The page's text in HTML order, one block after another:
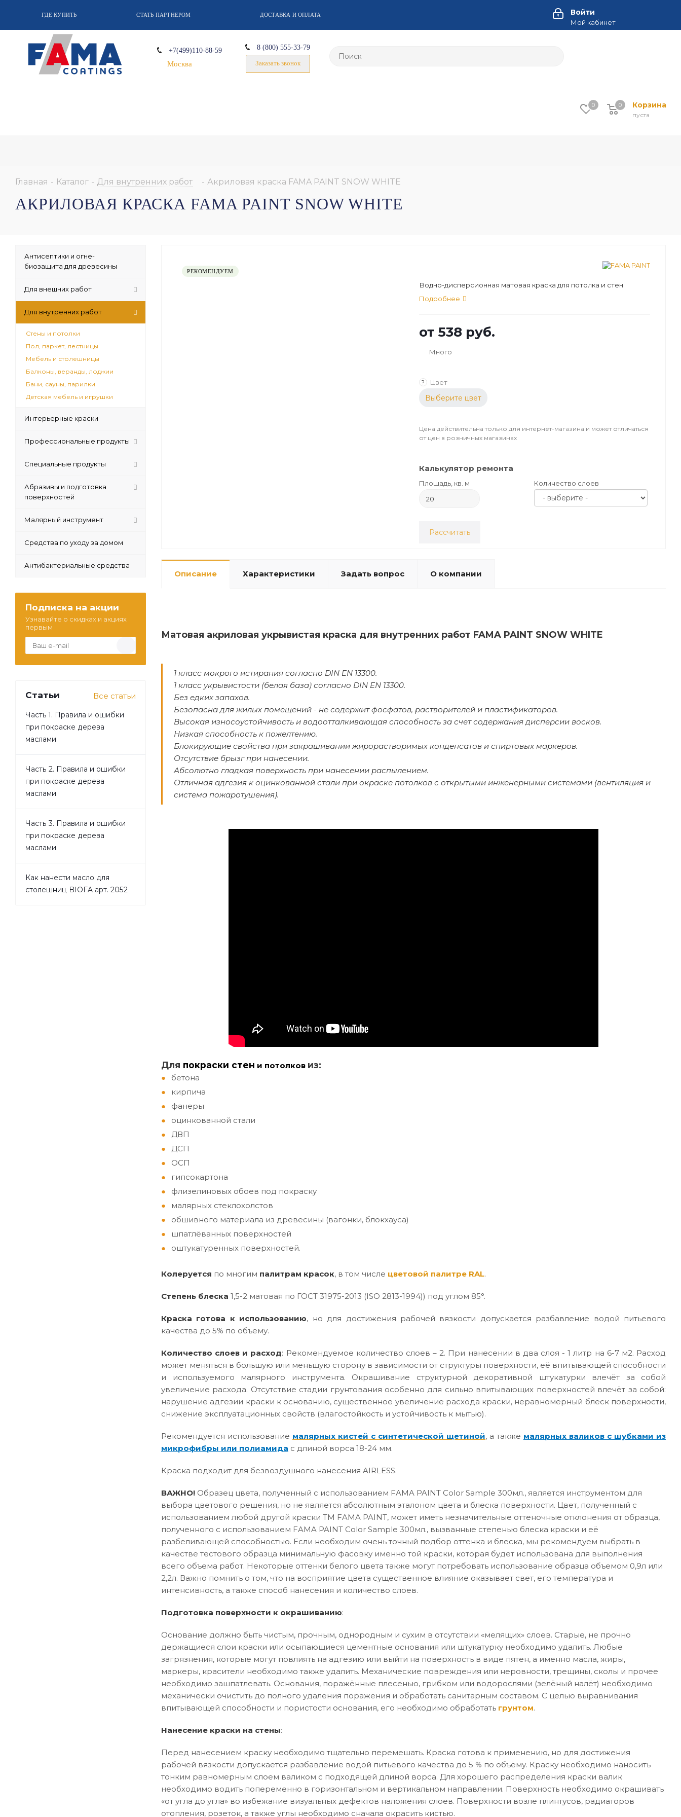
ГДЕ КУПИТЬ СТАТЬ ПАРТНЕРОМ ДОСТАВКА И ОПЛАТА Войти
Мой кабинет
+7(499)110-88-59
Москва
8 (800) 555-33-79
Заказать звонок
0 Корзина
пуста
0
Главная - Каталог - Для внутренних работ - Акриловая краска FAMA PAINT SNOW WHITE
АКРИЛОВАЯ КРАСКА FAMA PAINT SNOW WHITE
РЕКОМЕНДУЕМ
Водно-дисперсионная матовая краска для потолка и стен
Подробнее
от 538 руб.
Много
? Цвет
Выберите цвет
Цена действительна только для интернет-магазина и может отличаться
от цен в розничных магазинах
Калькулятор ремонта
Площадь, кв. м Количество слоев
Рассчитать
Описание Характеристики Задать вопрос О компании
Матовая акриловая укрывистая краска для внутренних работ FAMA PAINT SNOW WHITE
1 класс мокрого истирания согласно DIN EN 13300.
1 класс укрывистости (белая база) согласно DIN EN 13300.
Без едких запахов.
Безопасна для жилых помещений - не содержит фосфатов, растворителей и пластификаторов.
Высокая износоустойчивость и водоотталкивающая способность за счет содержания дисперсии восков.
Низкая способность к пожелтению.
Блокирующие свойства при закрашивании жирорастворимых конденсатов и спиртовых маркеров.
Отсутствие брызг при нанесении.
Абсолютно гладкая поверхность при нанесении распылением.
Отличная адгезия к оцинкованной стали при окраске потолков с открытыми инженерными системами (вентиляция и
система пожаротушения).
Для покраски стен и потолков из:
бетона
кирпича
фанеры
оцинкованной стали
ДВП
ДСП
ОСП
гипсокартона
флизелиновых обоев под покраску
малярных стеклохолстов
обшивного материала из древесины (вагонки, блокхауса)
шпатлёванных поверхностей
оштукатуренных поверхностей.
Колеруется по многим палитрам красок, в том числе цветовой палитре RAL.
Степень блеска 1,5-2 матовая по ГОСТ 31975-2013 (ISO 2813-1994)) под углом 85°.
Краска готова к использованию, но для достижения рабочей вязкости допускается разбавление водой питьевого
качества до 5% по объему.
Количество слоев и расход: Рекомендуемое количество слоев – 2. При нанесении в два слоя - 1 литр на 6-7 м2. Расход
может меняться в большую или меньшую сторону в зависимости от структуры поверхности, её впитывающей способности
и используемого малярного инструмента. Окрашивание структурной декоративной штукатурки влечёт за собой
увеличение расхода. Отсутствие стадии грунтования особенно для сильно впитывающих поверхностей влечёт за собой:
нарушение адгезии краски к основанию, существенное увеличение расхода краски, неравномерный блеск поверхности,
снижение эксплуатационных свойств (влагостойкость и устойчивость к мытью).
Рекомендуется использование малярных кистей с синтетической щетиной, а также малярных валиков с шубками из
микрофибры или полиамида с длиной ворса 18-24 мм.
Краска подходит для безвоздушного нанесения AIRLESS.
ВАЖНО! Образец цвета, полученный с использованием FAMA PAINT Color Sample 300мл., является инструментом для
выбора цветового решения, но не является абсолютным эталоном цвета и блеска поверхности. Цвет, полученный с
использованием любой другой краски ТМ FAMA PAINT, может иметь незначительные оттеночные отклонения от образца,
полученного с использованием FAMA PAINT Color Sample 300мл., вызванные степенью блеска краски и её
разбеливающей способностью. Если необходим очень точный подбор оттенка и блеска, мы рекомендуем выбрать в
качестве тестового образца минимальную фасовку именно той краски, которая будет использована для выполнения
всего объема работ. Некоторые оттенки белого цвета также могут потребовать использование образца объемом 0,9л или
2,2л. Важно помнить о том, что на восприятие цвета существенное влияние оказывает свет, его температура и
интенсивность, а также способ нанесения и количество слоев.
Подготовка поверхности к окрашиванию:
Основание должно быть чистым, прочным, однородным и сухим в отсутствии «мелящих» слоев. Старые, не прочно
держащиеся слои краски или осыпающиеся цементные основания или штукатурку необходимо удалить. Любые
загрязнения, которые могут повлиять на адгезию или выйти на поверхность в виде пятен, а именно масла, жиры,
маркеры, красители необходимо также удалить. Механические повреждения или неровности, трещины, сколы и прочее
необходимо зашпатлевать. Основания, поражённые плесенью, грибком или водорослями (зелёный налёт) необходимо
механически очистить до полного удаления поражения и обработать санитарным составом. С целью выравнивания
впитывающей способности и пористости основания, его необходимо обработать грунтом.
Нанесение краски на стены:
Перед нанесением краску необходимо тщательно перемешать. Краска готова к применению, но для достижения
рабочей вязкости допускается разбавление водой питьевого качества до 5 % по объёму. Краску необходимо наносить
тонким равномерным слоем валиком с подходящей длиной ворса. Для хорошего распределения краски валик
необходимо водить попеременно в горизонтальном и вертикальном направлении. Поверхность необходимо окрашивать
«от угла до угла» во избежание визуальных дефектов наложения слоев. Поверхности возле плинтусов, радиаторов
отопления, розеток, а также углы необходимо сначала окрасить кистью.
Антисептики и огне-
биозащита для древесины
Для внешних работ
Для внутренних работ
Стены и потолки
Пол, паркет, лестницы
Мебель и столешницы
Балконы, веранды, лоджии
Бани, сауны, парилки
Детская мебель и игрушки
Интерьерные краски
Профессиональные продукты
Специальные продукты
Абразивы и подготовка
поверхностей
Малярный инструмент
Средства по уходу за домом
Антибактериальные средства
Подписка на акции
Узнавайте о скидках и акциях
первым
Статьи Все статьи
Часть 1. Правила и ошибки
при покраске дерева
маслами
Часть 2. Правила и ошибки
при покраске дерева
маслами
Часть 3. Правила и ошибки
при покраске дерева
маслами
Как нанести масло для
столешниц BIOFA арт. 2052